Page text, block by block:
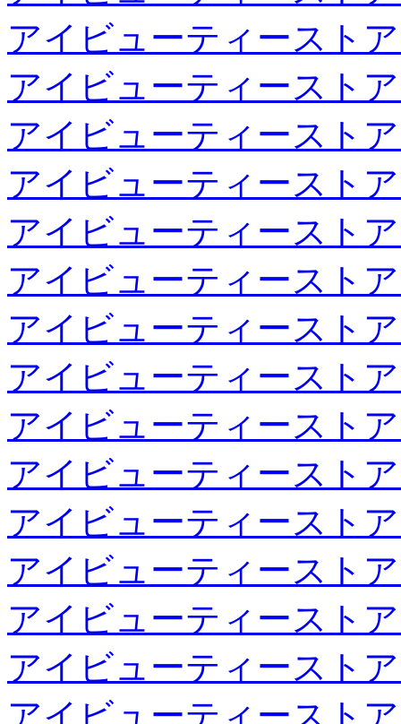
アイビューティースト
アイビューティースト
アイビューティースト
アイビューティースト
アイビューティースト
アイビューティースト
アイビューティースト
アイビューティースト
アイビューティースト
アイビューティースト
アイビューティースト
アイビューティースト
アイビューティースト
アイビューティースト
アイビューティースト